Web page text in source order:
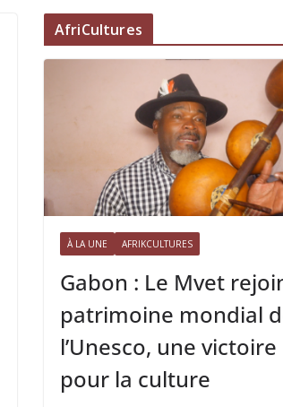
AfriCultures
À LA UNE AFRIKCULTURES
Gabon : Le Mvet
patrimoine mondial
l’Unesco, une victoire
pour la culture